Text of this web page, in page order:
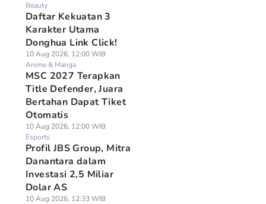
Beauty
Daftar Kekuatan 3
Karakter Utama
Donghua Link Click!
10 Aug 2026, 12:00 WIB
Anime & Manga
MSC 2027 Terapkan
Title Defender, Juara
Bertahan Dapat Tiket
Otomatis
10 Aug 2026, 12:00 WIB
Esports
Profil JBS Group, Mitra
Danantara dalam
Investasi 2,5 Miliar
Dolar AS
10 Aug 2026, 12:33 WIB